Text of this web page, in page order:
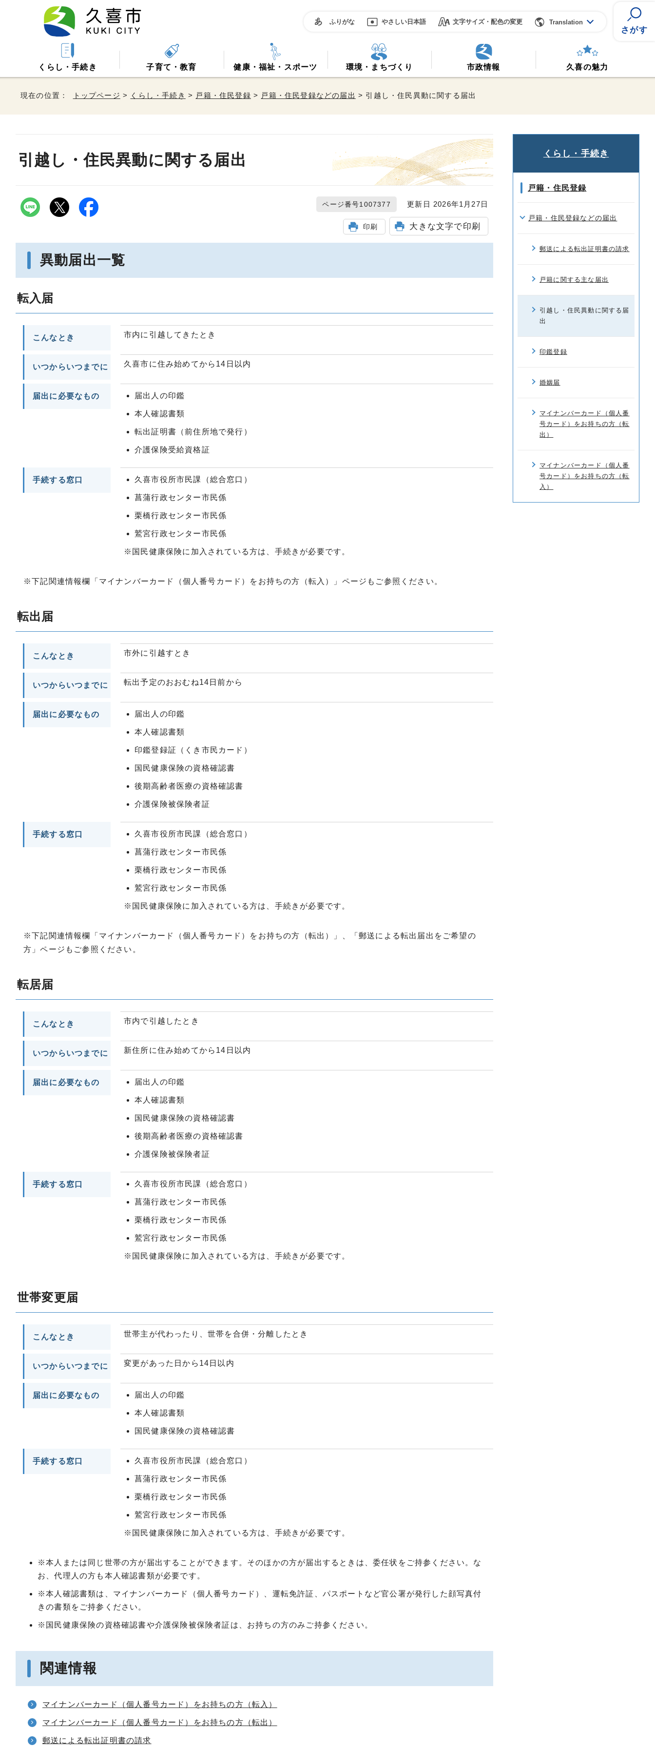
ふりがな やさしい日本語 文字サイズ・配色の変更 Translation
さがす
くらし・手続き 子育て・教育 健康・福祉・スポーツ 環境・まちづくり 市政情報 久喜の魅力
現在の位置： トップページ > くらし・手続き > 戸籍・住民登録 > 戸籍・住民登録などの届出 > 引越し・住民異動に関する届出
引越し・住民異動に関する届出
ページ番号1007377 更新日 2026年1月27日
印刷 大きな文字で印刷
異動届出一覧
転入届
こんなとき 市内に引越してきたとき
いつからいつまでに 久喜市に住み始めてから14日以内
届出に必要なもの 届出人の印鑑
本人確認書類
転出証明書（前住所地で発行）
介護保険受給資格証
手続する窓口 久喜市役所市民課（総合窓口）
菖蒲行政センター市民係
栗橋行政センター市民係
鷲宮行政センター市民係
※国民健康保険に加入されている方は、手続きが必要です。
※下記関連情報欄「マイナンバーカード（個人番号カード）をお持ちの方（転入）」ページもご参照ください。
転出届
こんなとき 市外に引越すとき
いつからいつまでに 転出予定のおおむね14日前から
届出に必要なもの 届出人の印鑑
本人確認書類
印鑑登録証（くき市民カード）
国民健康保険の資格確認書
後期高齢者医療の資格確認書
介護保険被保険者証
手続する窓口 久喜市役所市民課（総合窓口）
菖蒲行政センター市民係
栗橋行政センター市民係
鷲宮行政センター市民係
※国民健康保険に加入されている方は、手続きが必要です。
※下記関連情報欄「マイナンバーカード（個人番号カード）をお持ちの方（転出）」、「郵送による転出届出をご希望の
方」ページもご参照ください。
転居届
こんなとき 市内で引越したとき
いつからいつまでに 新住所に住み始めてから14日以内
届出に必要なもの 届出人の印鑑
本人確認書類
国民健康保険の資格確認書
後期高齢者医療の資格確認書
介護保険被保険者証
手続する窓口 久喜市役所市民課（総合窓口）
菖蒲行政センター市民係
栗橋行政センター市民係
鷲宮行政センター市民係
※国民健康保険に加入されている方は、手続きが必要です。
世帯変更届
こんなとき 世帯主が代わったり、世帯を合併・分離したとき
いつからいつまでに 変更があった日から14日以内
届出に必要なもの 届出人の印鑑
本人確認書類
国民健康保険の資格確認書
手続する窓口 久喜市役所市民課（総合窓口）
菖蒲行政センター市民係
栗橋行政センター市民係
鷲宮行政センター市民係
※国民健康保険に加入されている方は、手続きが必要です。
※本人または同じ世帯の方が届出することができます。そのほかの方が届出するときは、委任状をご持参ください。な
お、代理人の方も本人確認書類が必要です。
※本人確認書類は、マイナンバーカード（個人番号カード）、運転免許証、パスポートなど官公署が発行した顔写真付
きの書類をご持参ください。
※国民健康保険の資格確認書や介護保険被保険者証は、お持ちの方のみご持参ください。
関連情報
マイナンバーカード（個人番号カード）をお持ちの方（転入）
マイナンバーカード（個人番号カード）をお持ちの方（転出）
郵送による転出証明書の請求
くらし・手続き
戸籍・住民登録
戸籍・住民登録などの届出
郵送による転出証明書の請求
戸籍に関する主な届出
引越し・住民異動に関する届
出
印鑑登録
婚姻届
マイナンバーカード（個人番
号カード）をお持ちの方（転
出）
マイナンバーカード（個人番
号カード）をお持ちの方（転
入）